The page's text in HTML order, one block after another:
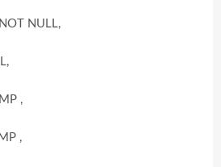
NULL,
,
,